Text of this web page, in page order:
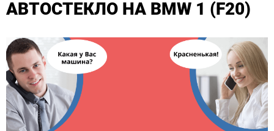
АВТОСТЕКЛО НА BMW 1 (F20)